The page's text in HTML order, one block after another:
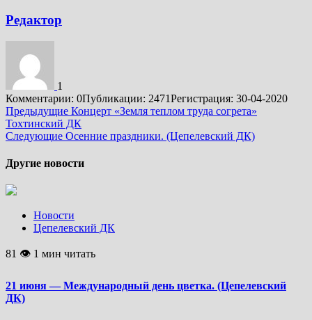
Редактор
1
Комментарии: 0Публикации: 2471Регистрация: 30-04-2020
Подробнее
Предыдущие Концерт «Земля теплом труда согрета»
Тохтинский ДК
Следующие Осенние праздники. (Цепелевский ДК)
Другие новости
Новости
Цепелевский ДК
81 👁 1 мин читать
21 июня — Международный день цветка. (Цепелевский
ДК)